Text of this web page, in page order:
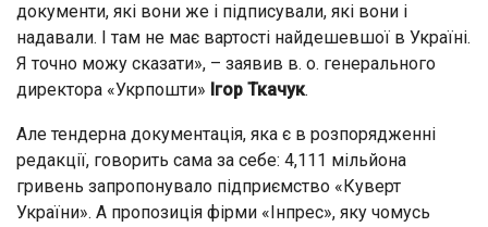
документи, які вони же і підписували, які вони і
надавали. І там не має вартості найдешевшої в Україні.
Я точно можу сказати», – заявив в. о. генерального
директора «Укрпошти» Ігор Ткачук.
Але тендерна документація, яка є в розпорядженні
редакції, говорить сама за себе: 4,111 мільйона
гривень запропонувало підприємство «Куверт
України». А пропозиція фірми «Інпрес», яку чомусь